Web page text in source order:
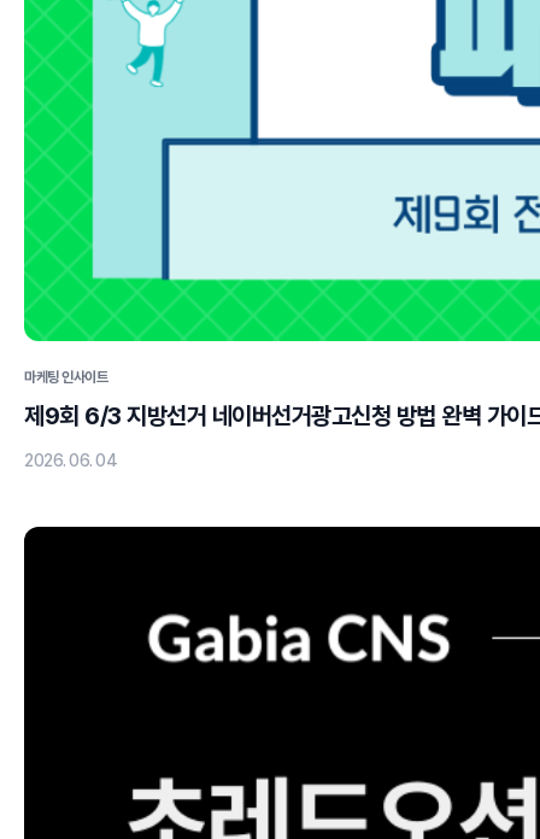
마케팅 인사이트
제9회 6/3 지방선거 네이버선거광고신청 방법 완벽 가이
2026. 06. 04